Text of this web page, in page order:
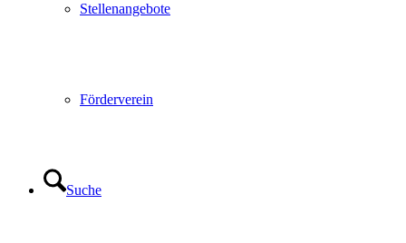
Stellenangebote
Förderverein
Suche